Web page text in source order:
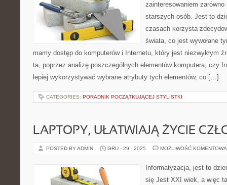
zainteresowaniem zarówno
starszych osób. Jest to
czasach korzysta
świata, co jest wywołane
mamy dostęp do komputerów i Internetu, który jest niezwykłym
ta, poprzez analizę poszczególnych elementów komputera, czy
lepiej wykorzystywać wybrane atrybuty tych elementów, co […]
CATEGORIES: PORADNIK POCZĄTKUJĄCEJ STYLISTKI
LAPTOPY, UŁATWIAJĄ ŻYCIE
POSTED BY ADMIN GRU - 29 - 2025 MOŻLIWOŚĆ
Informatyzacja, jest to
się Jest XXI wiek, a więc